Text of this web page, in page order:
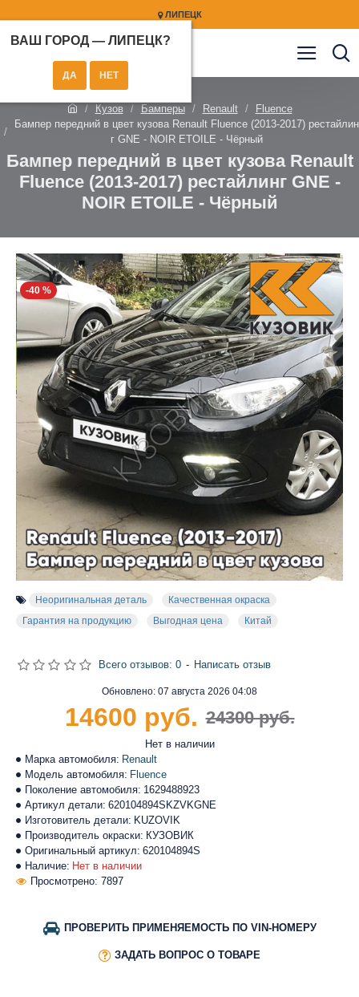
ЛИПЕЦК
ВАШ ГОРОД — ЛИПЕЦК?
Кузов Бамперы Renault
Fluence
Бампер передний в цвет кузова Renault Fluence (2013-2017) рестайлин
г GNE - NOIR ETOILE - Чёрный
Бампер передний в цвет кузова Renault
Fluence (2013-2017) рестайлинг GNE -
NOIR ETOILE - Чёрный
-40 %
Неоригинальная деталь
Качественная окраска
Гарантия на продукцию
Выгодная цена Китай
Наличие: Нет в наличии
Марка автомобиля: Renault
Модель автомобиля: Fluence
Поколение автомобиля: 1629488923
Артикул детали: 620104894SKZVKGNE
Изготовитель детали: KUZOVIK
Производитель окраски: КУЗОВИК
Оригинальный артикул: 620104894S
Просмотрено: 7897
Обновлено: 07 августа 2026 04:08
Нет в наличии
Всего отзывов: 0 - Написать отзыв
24300 руб.
14600 руб.
ПРОВЕРИТЬ ПРИМЕНЯЕМОСТЬ ПО VIN-НОМЕРУ
ЗАДАТЬ ВОПРОС О ТОВАРЕ